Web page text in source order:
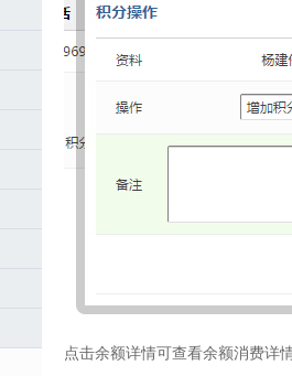
点击余额详情可查看余额消费详